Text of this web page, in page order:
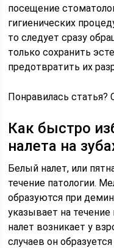
посещение
гигиенических
то следует сразу
только сохранить
предотвратить их
Понравилась статья?
Как быстро
налета на
Белый налет, или
течение патологии.
образуются при
указывает на
налет возникает у
случаев он